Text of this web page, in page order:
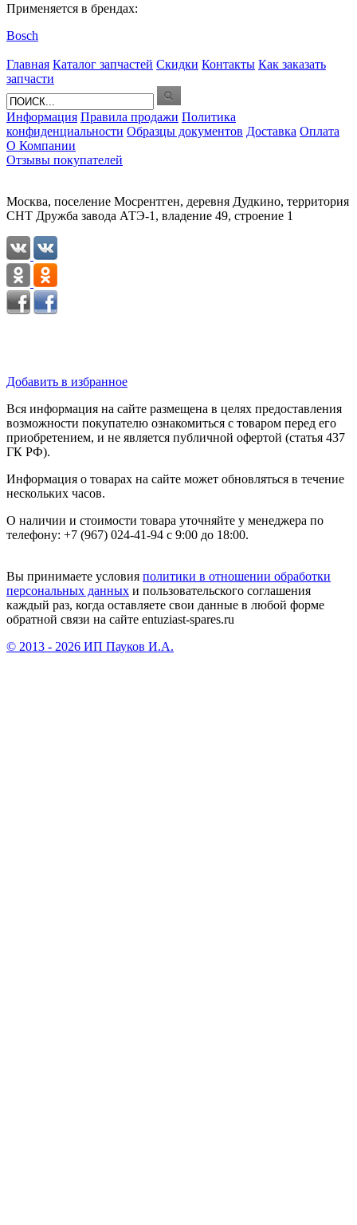
Применяется в брендах:
Bosch
Главная Каталог запчастей Скидки Контакты Как заказать
запчасти
Информация Правила продажи Политика
конфиденциальности Образцы документов Доставка Оплата
О Компании
Отзывы покупателей
Москва, поселение Мосрентген, деревня Дудкино, территория
СНТ Дружба завода АТЭ-1, владение 49, строение 1
Добавить в избранное
Вся информация на сайте размещена в целях предоставления
возможности покупателю ознакомиться с товаром перед его
приобретением, и не является публичной офертой (статья 437
ГК РФ).
Информация о товарах на сайте может обновляться в течение
нескольких часов.
О наличии и стоимости товара уточняйте у менеджера по
телефону: +7 (967) 024-41-94 с 9:00 до 18:00.
Вы принимаете условия политики в отношении обработки
персональных данных и пользовательского соглашения
каждый раз, когда оставляете свои данные в любой форме
обратной связи на сайте entuziast-spares.ru
© 2013 - 2026 ИП Пауков И.А.